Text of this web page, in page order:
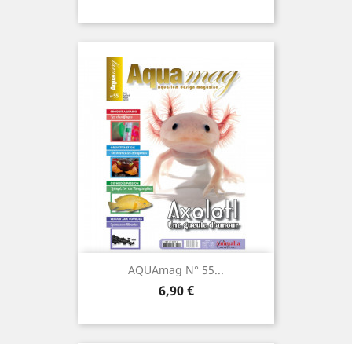
AQUAmag N° 55...
Prix
6,90 €